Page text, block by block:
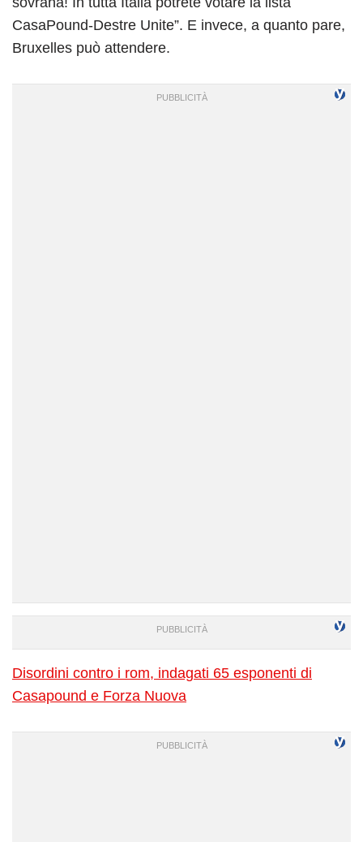
CasaPound-Destre Unite”. E invece, a quanto pare,
Bruxelles può attendere.
Disordini contro i rom, indagati 65 esponenti di
Casapound e Forza Nuova